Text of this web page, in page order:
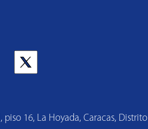
16, La Hoyada, Caracas, Distrito